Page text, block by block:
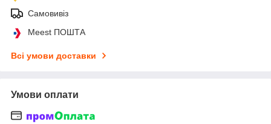
Самовивіз
Meest ПОШТА
Всі умови доставки
Умови оплати